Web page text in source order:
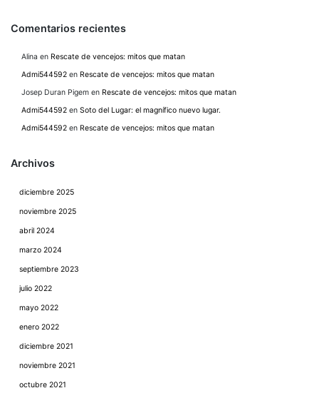
Comentarios recientes
Alina en Rescate de vencejos: mitos que matan
Admi544592 en Rescate de vencejos: mitos que matan
Josep Duran Pigem en Rescate de vencejos: mitos que matan
Admi544592 en Soto del Lugar: el magnífico nuevo lugar.
Admi544592 en Rescate de vencejos: mitos que matan
Archivos
diciembre 2025
noviembre 2025
abril 2024
marzo 2024
septiembre 2023
julio 2022
mayo 2022
enero 2022
diciembre 2021
noviembre 2021
octubre 2021